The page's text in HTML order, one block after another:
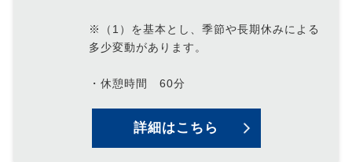
※（1）を基本とし、季節や長期休みによる
多少変動があります。
・休憩時間 60分
詳細はこちら